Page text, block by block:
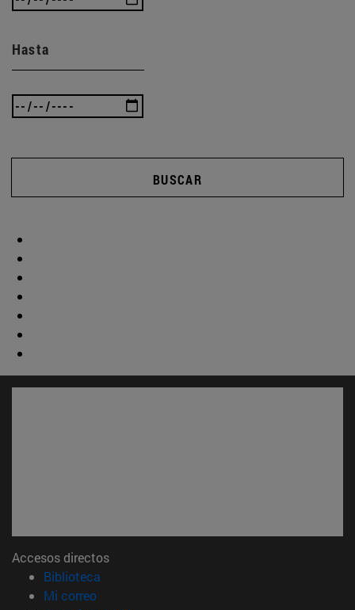
Hasta
BUSCAR
Accesos directos
Biblioteca
Mi correo(abre en nueva ventana)